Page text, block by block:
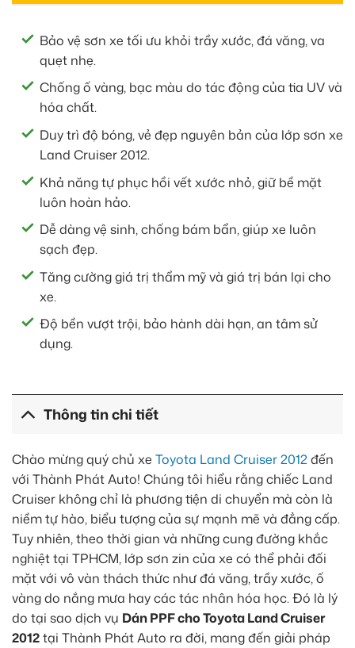
Bảo vệ sơn xe tối ưu khỏi trầy xước, đá văng, va
quẹt nhẹ.
Chống ố vàng, bạc màu do tác động của tia UV và
hóa chất.
Duy trì độ bóng, vẻ đẹp nguyên bản của lớp sơn xe
Land Cruiser 2012.
Khả năng tự phục hồi vết xước nhỏ, giữ bề mặt
luôn hoàn hảo.
Dễ dàng vệ sinh, chống bám bẩn, giúp xe luôn
sạch đẹp.
Tăng cường giá trị thẩm mỹ và giá trị bán lại cho
xe.
Độ bền vượt trội, bảo hành dài hạn, an tâm sử
dụng.
Thông tin chi tiết
Chào mừng quý chủ xe Toyota Land Cruiser 2012đến
với Thành Phát Auto! Chúng tôi hiểu rằng chiếc Land
Cruiser không chỉ là phương tiện di chuyển mà còn là
niềm tự hào, biểu tượng của sự mạnh mẽ và đẳng cấp.
Tuy nhiên, theo thời gian và những cung đường khắc
nghiệt tại TPHCM, lớp sơn zin của xe có thể phải đối
mặt với vô vàn thách thức như đá văng, trầy xước, ố
vàng do nắng mưa hay các tác nhân hóa học. Đó là lý
do tại sao dịch vụ Dán PPF cho Toyota Land Cruiser
2012tại Thành Phát Auto ra đời, mang đến giải pháp